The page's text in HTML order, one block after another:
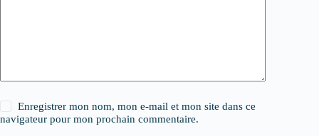
Enregistrer mon nom, mon e-mail et mon site dans ce
navigateur pour mon prochain commentaire.